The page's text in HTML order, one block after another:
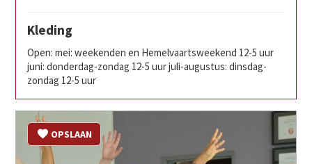
Kleding
Open: mei: weekenden en Hemelvaartsweekend 12-5 uur
juni: donderdag-zondag 12-5 uur juli-augustus: dinsdag-
zondag 12-5 uur
OPSLAAN